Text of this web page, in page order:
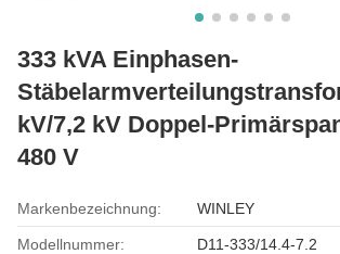
333 kVA Einphasen-
kV/7,2 kV Doppel-
480 V
Markenbezeichnung: WINLEY
Modellnummer: D11-333/14.4-7.2